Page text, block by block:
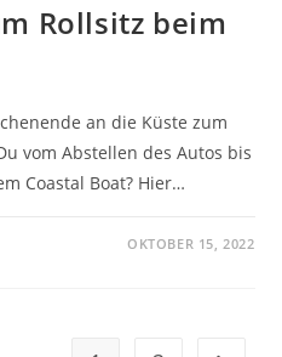
Rollsitz beim
an die Küste zum
vom Abstellen des Autos bis
Coastal Boat? Hier…
OKTOBER 15, 2022